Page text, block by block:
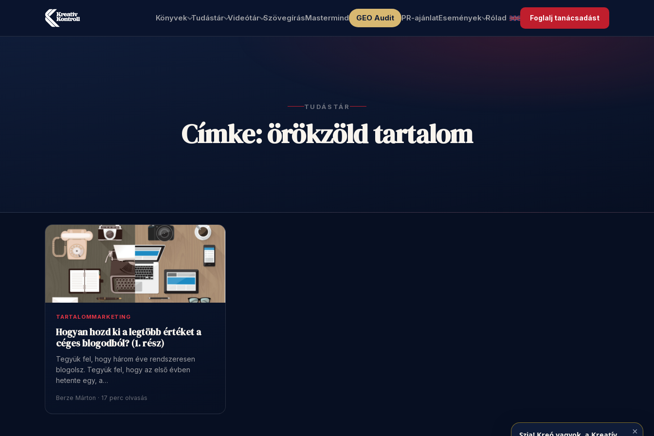
Könyvek Tudástár Videótár SzövegírásMastermind GEO Audit PR-ajánlatEsemények Rólad Foglalj tanácsadást
TUDÁSTÁR
Címke: örökzöld tartalom
TARTALOMMARKETING
Hogyan hozd ki a legtöbb értéket a
céges blogodból? (1. rész)
Tegyük fel, hogy három éve rendszeresen
blogolsz. Tegyük fel, hogy az első évben
hetente egy, a…
Berze Márton · 17 perc olvasás
×